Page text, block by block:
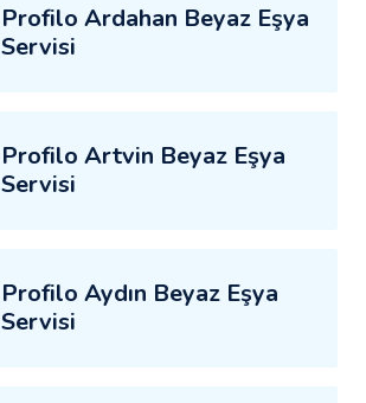
Profilo Ardahan Beyaz Eşya
Servisi
Profilo Artvin Beyaz Eşya
Servisi
Profilo Aydın Beyaz Eşya
Servisi